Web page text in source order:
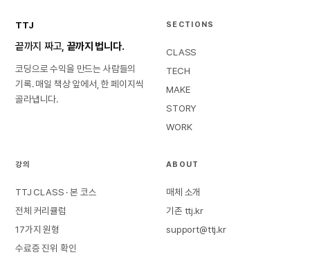
TTJ
끝까지 짜고, 끝까지 법니다.
코딩으로 수익을 만드는 사람들의
기록. 매일 책상 앞에서, 한 페이지씩
골라냅니다.
SECTIONS
CLASS
TECH
MAKE
STORY
WORK
강의
TTJ CLASS · 본 코스
전체 커리큘럼
17가지 원형
수료증 진위 확인
ABOUT
매체 소개
기존 ttj.kr
support@ttj.kr